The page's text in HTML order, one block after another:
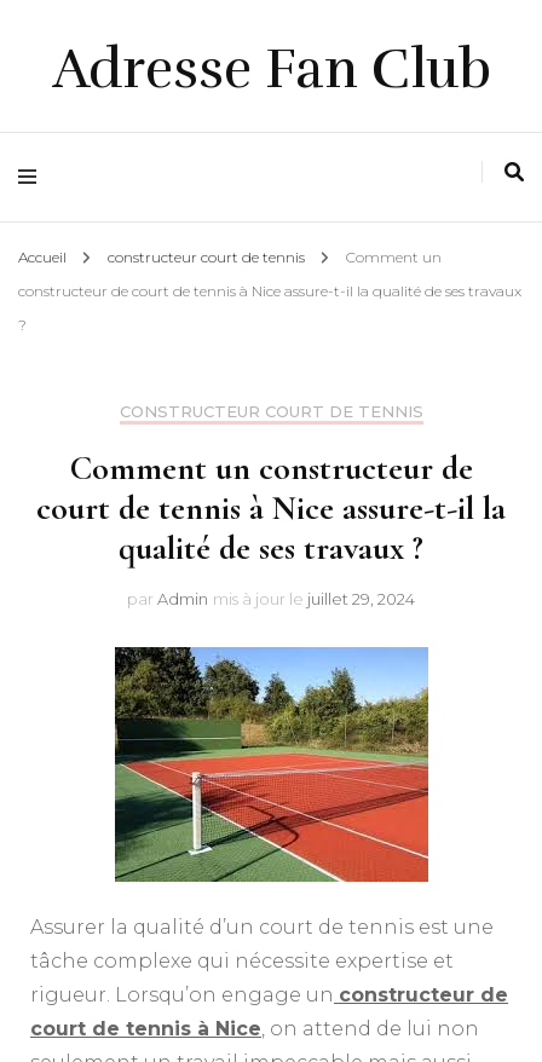
Adresse Fan Club
Accueil constructeur court de tennis
Comment un
constructeur de court de tennis à Nice assure-t-il la qualité de ses travaux
?
CONSTRUCTEUR COURT DE TENNIS
Comment un constructeur de
court de tennis à Nice assure-t-il la
qualité de ses travaux ?
par Admin mis à jour le juillet 29, 2024
Assurer la qualité d’un court de tennis est une
tâche complexe qui nécessite expertise et
rigueur. Lorsqu’on engage un constructeur de
court de tennis à Nice, on attend de lui non